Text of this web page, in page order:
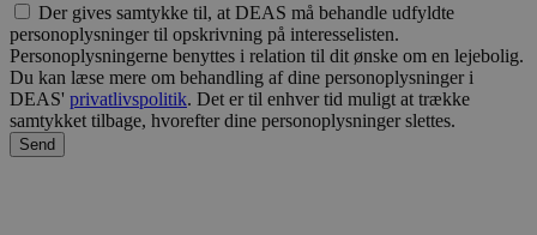
Der gives samtykke til, at DEAS må behandle udfyldte
personoplysninger til opskrivning på interesselisten.
Personoplysningerne benyttes i relation til dit ønske om en lejebolig.
Du kan læse mere om behandling af dine personoplysninger i
DEAS' privatlivspolitik. Det er til enhver tid muligt at trække
samtykket tilbage, hvorefter dine personoplysninger slettes.
Send